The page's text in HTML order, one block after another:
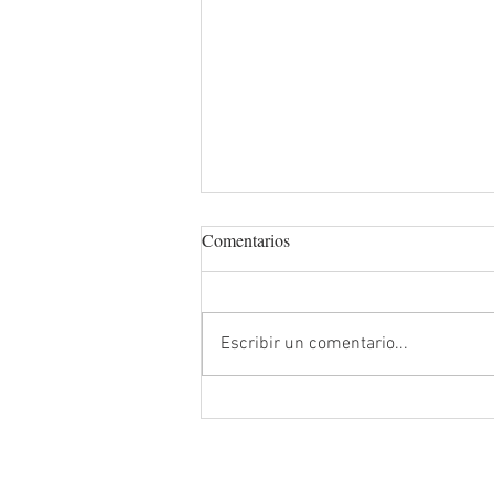
Comentarios
Escribir un comentario...